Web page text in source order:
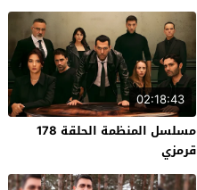
02:18:43
مسلسل المنظمة الحلقة 178
قرمزي